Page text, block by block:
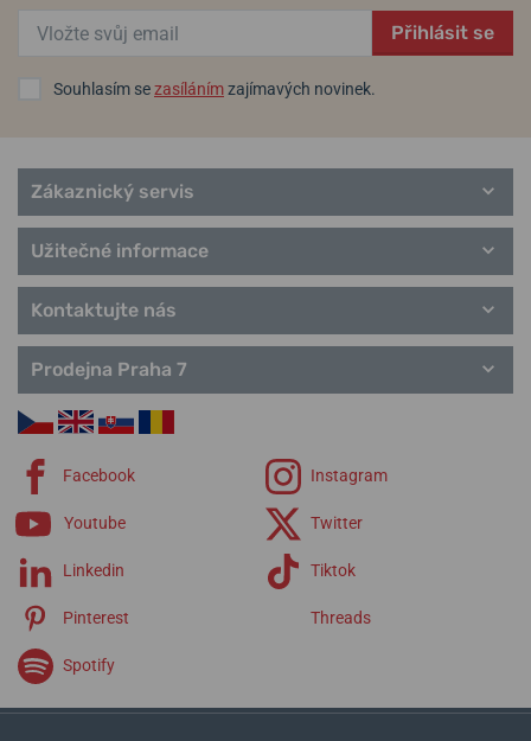
Přihlásit se
Souhlasím sezasílánímzajímavých novinek.
Zákaznický servis
Užitečné informace
Kontaktujte nás
Prodejna Praha 7
Facebook Instagram
Youtube Twitter
Linkedin Tiktok
Pinterest Threads
Spotify